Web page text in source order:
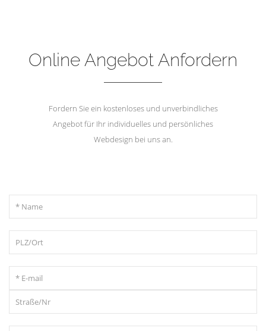
Online Angebot Anfordern
Fordern Sie ein kostenloses und unverbindliches
Angebot für Ihr individuelles und persönliches
Webdesign bei uns an.